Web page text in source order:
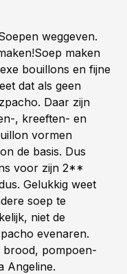
weggeven.
Soep maken
bouillons en fijne
dat als geen
Daar zijn
, kreeften- en
vormen
de basis. Dus
voor zijn 2**
Gelukkig weet
soep te
niet de
evenaren.
brood, pompoen-
Angeline.